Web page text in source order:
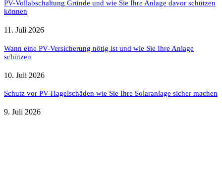
PV-Vollabschaltung Gründe und wie Sie Ihre Anlage davor schützen
können
11. Juli 2026
Wann eine PV-Versicherung nötig ist und wie Sie Ihre Anlage
schützen
10. Juli 2026
Schutz vor PV-Hagelschäden wie Sie Ihre Solaranlage sicher machen
9. Juli 2026